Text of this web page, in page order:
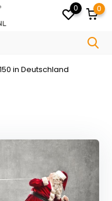
0 0
in Deutschland